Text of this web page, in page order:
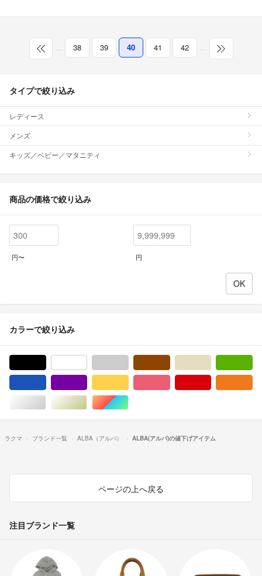
… 38 39 40 41 42 …
タイプで絞り込み
レディース
メンズ
キッズ／ベビー／マタニティ
商品の価格で絞り込み
円〜 円
カラーで絞り込み
シルバー/銀色系ゴールド/金色系マルチカラー
ラクマ ブランド一覧 ALBA（アルバ） ALBA(アルバ)の値下げアイテム
ページの上へ戻る
注目ブランド一覧